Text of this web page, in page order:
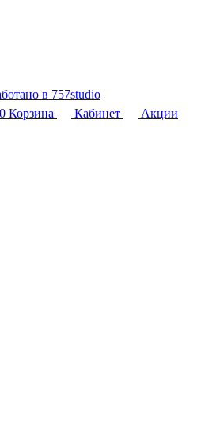
в 757studio
0 Корзина Кабинет
Акции